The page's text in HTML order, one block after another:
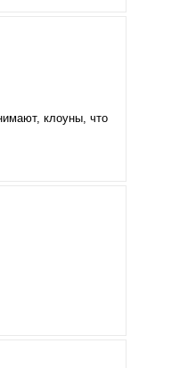
клоуны, что